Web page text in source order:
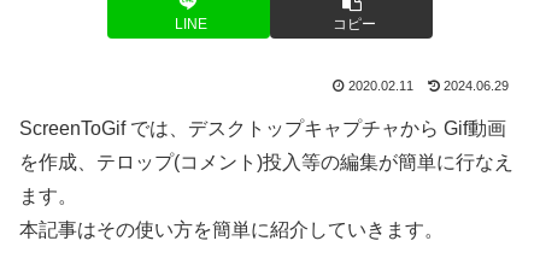
LINE コピー
2020.02.11 2024.06.29
ScreenToGif では、デスクトップキャプチャから Gif動画
を作成、テロップ(コメント)投入等の編集が簡単に行なえ
ます。
本記事はその使い方を簡単に紹介していきます。